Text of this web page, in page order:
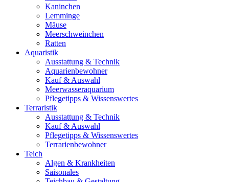
Kaninchen
Lemminge
Mäuse
Meerschweinchen
Ratten
Aquaristik
Ausstattung & Technik
Aquarienbewohner
Kauf & Auswahl
Meerwasseraquarium
Pflegetipps & Wissenswertes
Terraristik
Ausstattung & Technik
Kauf & Auswahl
Pflegetipps & Wissenswertes
Terrarienbewohner
Teich
Algen & Krankheiten
Saisonales